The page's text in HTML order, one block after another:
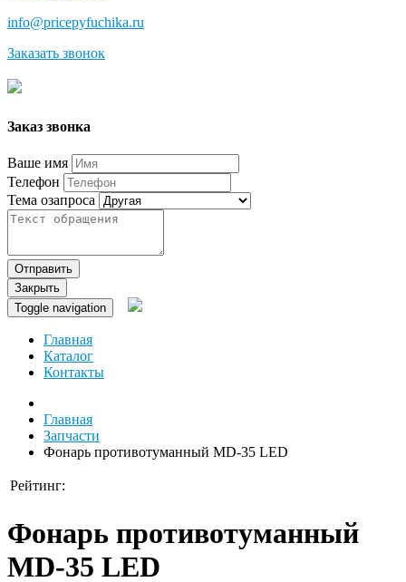
info@pricepyfuchika.ru
Заказать звонок
Заказ звонка
Ваше имя
Телефон
Тема озапроса
Отправить
Закрыть
Toggle navigation
Главная
Каталог
Контакты
Главная
Запчасти
Фонарь противотуманный MD-35 LED
Рейтинг:
Фонарь противотуманный
MD-35 LED